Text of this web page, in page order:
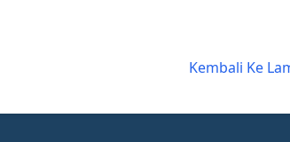
Kembali Ke